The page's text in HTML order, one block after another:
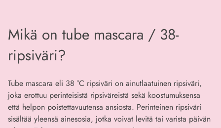
Mikä on tube mascara / 38-
ripsiväri?
Tube mascara eli 38 °C ripsiväri on ainutlaatuinen ripsiväri,
joka erottuu perinteisistä ripsiväreistä sekä koostumuksensa
että helpon poistettavuutensa ansiosta. Perinteinen ripsiväri
sisältää yleensä ainesosia, jotka voivat levitä tai varista päivän